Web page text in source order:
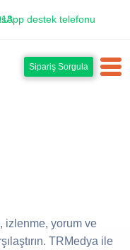
Sipariş Sorgula
izlenme, yorum ve
TRMedya ile